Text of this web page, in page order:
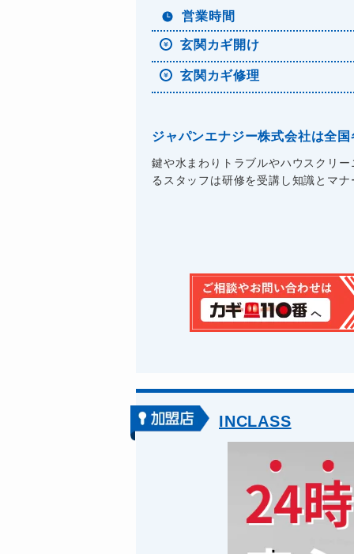
営業時間
玄関カギ開け
玄関カギ修理
ジャパンエナジー株式会社は全
鍵や水まわりトラブルやハウスクリ
るスタッフは研修を受講し知識とマ
INCLASS